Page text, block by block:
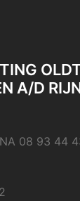
A/D
08 93 44